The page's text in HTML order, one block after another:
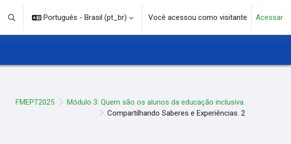
Alternar entrada de pesquisa
Português - Brasil ‎(pt_br)‎ Você acessou como visitante Acessar
FMEPT2025
Módulo 3: Quem são os alunos da educação inclusiva.
Compartilhando Saberes e Experiências. 2